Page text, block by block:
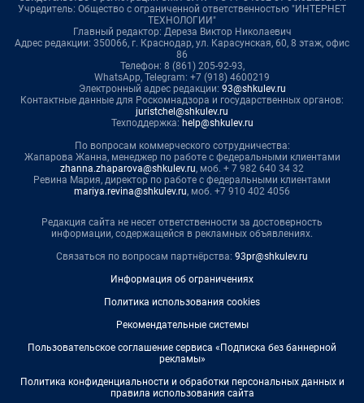
Учредитель: Общество с ограниченной ответственностью "ИНТЕРНЕТ
ТЕХНОЛОГИИ"
Главный редактор: Дереза Виктор Николаевич
Адрес редакции: 350066, г. Краснодар, ул. Карасунская, 60, 8 этаж, офис
86
Телефон: 8 (861) 205-92-93,
WhatsApp, Telegram: +7 (918) 4600219
Электронный адрес редакции: 93@shkulev.ru
Контактные данные для Роскомнадзора и государственных органов:
juristchel@shkulev.ru
Техподдержка: help@shkulev.ru
По вопросам коммерческого сотрудничества:
Жапарова Жанна, менеджер по работе с федеральными клиентами
zhanna.zhaparova@shkulev.ru, моб. + 7 982 640 34 32
Ревина Мария, директор по работе с федеральными клиентами
mariya.revina@shkulev.ru, моб. +7 910 402 4056
Редакция сайта не несет ответственности за достоверность
информации, содержащейся в рекламных объявлениях.
Связаться по вопросам партнёрства: 93pr@shkulev.ru
Информация об ограничениях
Политика использования cookies
Рекомендательные системы
Пользовательское соглашение сервиса «Подписка без баннерной
рекламы»
Политика конфиденциальности и обработки персональных данных и
правила использования сайта